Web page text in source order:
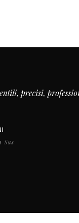
precisi,
Sas